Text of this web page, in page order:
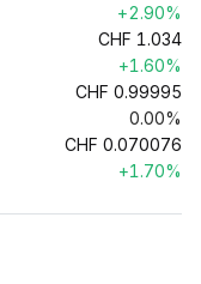
+2.90%
CHF 1.034
+1.60%
CHF 0.99995
0.00%
CHF 0.070076
+1.70%